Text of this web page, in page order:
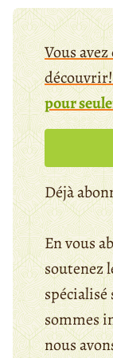
Vous
pour
Déjà
En vous
soutenez
sommes
nous